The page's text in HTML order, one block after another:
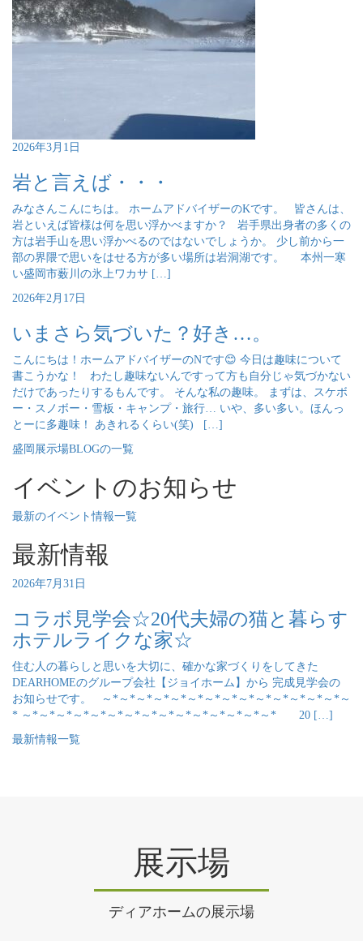
2026年3月1日
岩と言えば・・・
みなさんこんにちは。 ホームアドバイザーのKです。 皆さんは、
岩といえば皆様は何を思い浮かべますか？ 岩手県出身者の多くの
方は岩手山を思い浮かべるのではないでしょうか。 少し前から一
部の界隈で思いをはせる方が多い場所は岩洞湖です。 本州一寒
い盛岡市薮川の氷上ワカサ […]
2026年2月17日
いまさら気づいた？好き…。
こんにちは！ホームアドバイザーのNです😊 今日は趣味について
書こうかな！ わたし趣味ないんですって方も自分じゃ気づかない
だけであったりするもんです。 そんな私の趣味。 まずは、スケボ
ー・スノボー・雪板・キャンプ・旅行… いや、多い多い。ほんっ
とーに多趣味！ あきれるくらい(笑) […]
盛岡展示場BLOGの一覧
イベントのお知らせ
最新のイベント情報一覧
最新情報
2026年7月31日
コラボ見学会☆20代夫婦の猫と暮らす
ホテルライクな家☆
住む人の暮らしと思いを大切に、確かな家づくりをしてきた
DEARHOMEのグループ会社【ジョイホーム】から 完成見学会の
お知らせです。 ～*～*～*～*～*～*～*～*～*～*～*～*～*～*～
* ～*～*～*～*～*～*～*～*～*～*～*～*～*～*～* 20 […]
最新情報一覧
展示場
ディアホームの展示場